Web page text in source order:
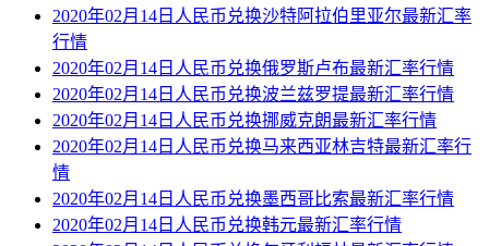
2020年02月14日人民币兑换沙特阿拉伯里亚尔最新汇率
行情
2020年02月14日人民币兑换俄罗斯卢布最新汇率行情
2020年02月14日人民币兑换波兰兹罗提最新汇率行情
2020年02月14日人民币兑换挪威克朗最新汇率行情
2020年02月14日人民币兑换马来西亚林吉特最新汇率行
情
2020年02月14日人民币兑换墨西哥比索最新汇率行情
2020年02月14日人民币兑换韩元最新汇率行情